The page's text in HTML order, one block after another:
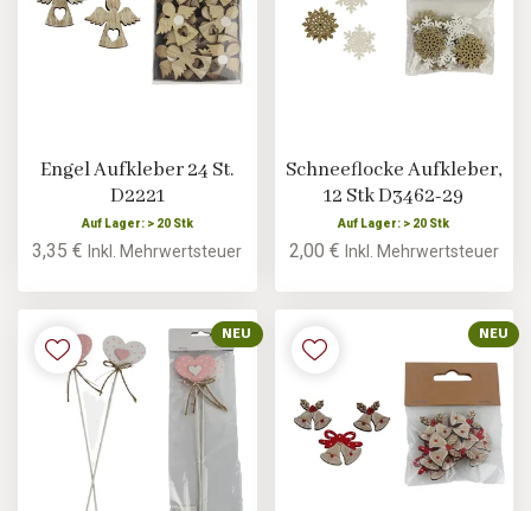
Engel Aufkleber 24 St.
D2221
Auf Lager: > 20 Stk
3,35 €Inkl. Mehrwertsteuer
Schneeflocke Aufkleber,
12 Stk D3462-29
Auf Lager: > 20 Stk
2,00 € Inkl. Mehrwertsteuer
NEU NEU